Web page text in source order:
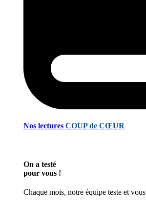
Nos lectures COUP de CŒUR
On a testé
pour vous !
Chaque mois, notre équipe teste et